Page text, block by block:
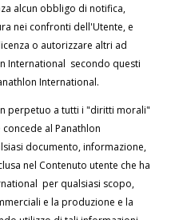
alcun obbligo di notifica,
nei confronti dell'Utente, e
o autorizzare altri ad
International secondo questi
International.
perpetuo a tutti i "diritti morali"
al Panathlon
documento, informazione,
nel Contenuto utente che ha
per qualsiasi scopo,
e la produzione e la